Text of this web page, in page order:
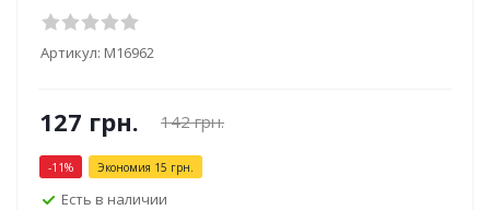
Артикул: М16962
127 грн. 142грн.
-11% Экономия 15 грн.
Есть в наличии